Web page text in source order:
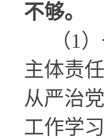
不够。
（1）
主体责
从严治
工作学